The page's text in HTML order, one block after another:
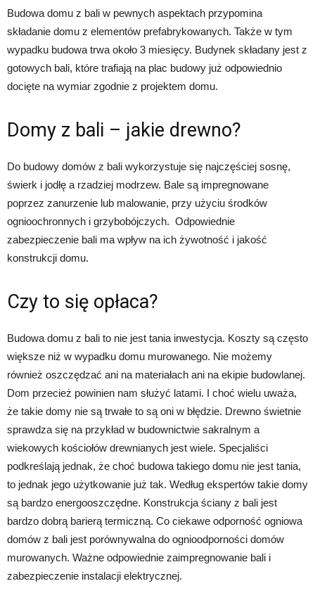
Budowa domu z bali w pewnych aspektach przypomina
składanie domu z elementów prefabrykowanych. Także w tym
wypadku budowa trwa około 3 miesięcy. Budynek składany jest z
gotowych bali, które trafiają na plac budowy już odpowiednio
docięte na wymiar zgodnie z projektem domu.
Domy z bali – jakie drewno?
Do budowy domów z bali wykorzystuje się najczęściej sosnę,
świerk i jodłę a rzadziej modrzew. Bale są impregnowane
poprzez zanurzenie lub malowanie, przy użyciu środków
ognioochronnych i grzybobójczych. Odpowiednie
zabezpieczenie bali ma wpływ na ich żywotność i jakość
konstrukcji domu.
Czy to się opłaca?
Budowa domu z bali to nie jest tania inwestycja. Koszty są często
większe niż w wypadku domu murowanego. Nie możemy
również oszczędzać ani na materiałach ani na ekipie budowlanej.
Dom przecież powinien nam służyć latami. I choć wielu uważa,
że takie domy nie są trwałe to są oni w błędzie. Drewno świetnie
sprawdza się na przykład w budownictwie sakralnym a
wiekowych kościołów drewnianych jest wiele. Specjaliści
podkreślają jednak, że choć budowa takiego domu nie jest tania,
to jednak jego użytkowanie już tak. Według ekspertów takie domy
są bardzo energooszczędne. Konstrukcja ściany z bali jest
bardzo dobrą barierą termiczną. Co ciekawe odporność ogniowa
domów z bali jest porównywalna do ognioodporności domów
murowanych. Ważne odpowiednie zaimpregnowanie bali i
zabezpieczenie instalacji elektrycznej.